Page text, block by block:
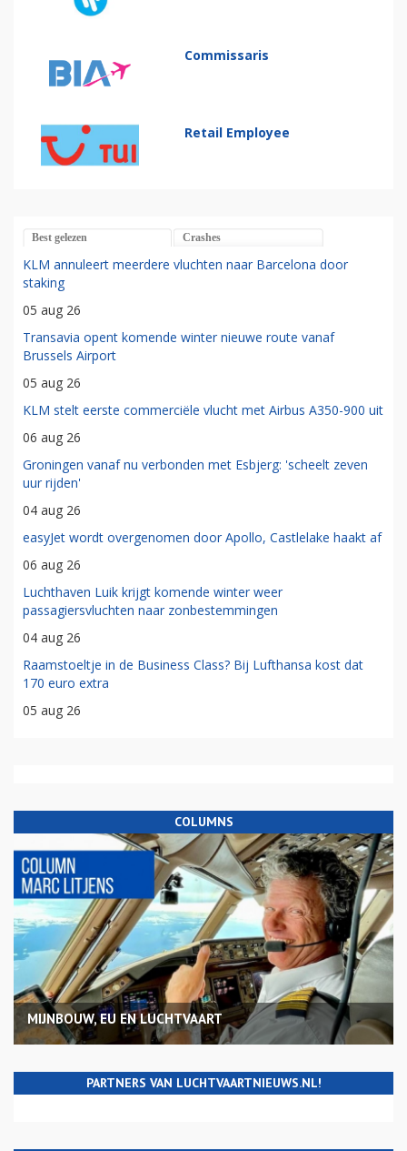
Commissaris
Retail Employee
Best gelezen Crashes
KLM annuleert meerdere vluchten naar Barcelona door
staking
05 aug 26
Transavia opent komende winter nieuwe route vanaf
Brussels Airport
05 aug 26
KLM stelt eerste commerciële vlucht met Airbus A350-900 uit
06 aug 26
Groningen vanaf nu verbonden met Esbjerg: 'scheelt zeven
uur rijden'
04 aug 26
easyJet wordt overgenomen door Apollo, Castlelake haakt af
06 aug 26
Luchthaven Luik krijgt komende winter weer
passagiersvluchten naar zonbestemmingen
04 aug 26
Raamstoeltje in de Business Class? Bij Lufthansa kost dat
170 euro extra
05 aug 26
COLUMNS
MIJNBOUW, EU EN LUCHTVAART
PARTNERS VAN LUCHTVAARTNIEUWS.NL!